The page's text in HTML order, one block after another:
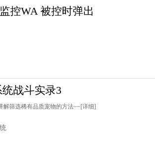
控WA 被控时弹出
战斗实录3
解筛选稀有品质宠物的方法~~ [详细]